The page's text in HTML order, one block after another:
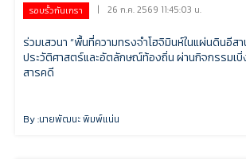
รอบรั้วกันเกรา | 26 ก.ค. 2569 11:45:03 น.
ร่วมเสวนา “พื้นที่ความทรงจำโฮจิมินห์ในแผ่นดินอีส
ประวัติศาสตร์และอัตลักษณ์ท้องถิ่น ผ่านกิจกรรมเบิ่
สารคดี
By :นายพัฒนะ พิมพ์แน่น